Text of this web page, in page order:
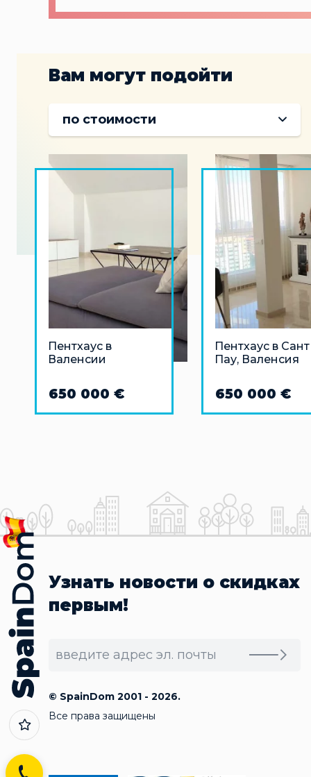
Вам могут подойти
по стоимости
Пентхаус в
Валенсии
650 000 €
Пентхаус в Сант
Пау, Валенсия
650 000 €
Узнать новости о скидках
первым!
© SpainDom 2001 - 2026.
Все права защищены